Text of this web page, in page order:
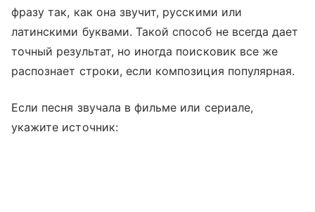
фразу так, как она звучит, русскими или
латинскими буквами. Такой способ не всегда дает
точный результат, но иногда поисковик все же
распознает строки, если композиция популярная.
Если песня звучала в фильме или сериале,
укажите источник: